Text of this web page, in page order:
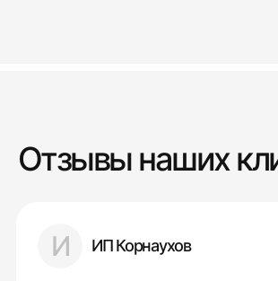
Отзывы наших
И ИП Корнаухов